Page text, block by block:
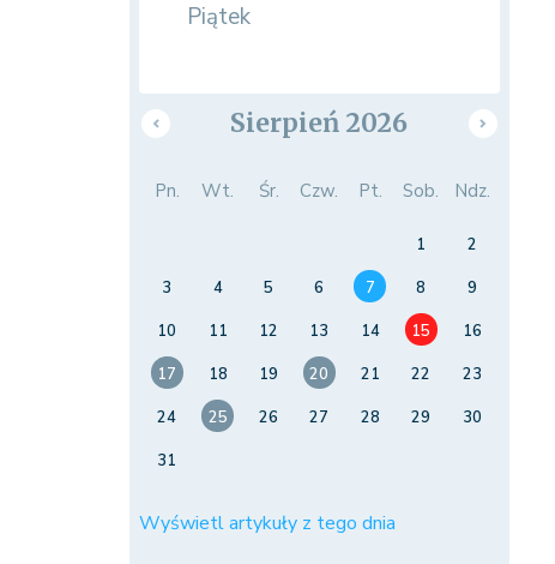
Piątek
Sierpień 2026
Pn. Wt. Śr. Czw. Pt. Sob. Ndz.
1
2
3
4 5 6 7 8
9
10
11 12 13 14 15
16
17
18 19 20 21 22
23
24
25 26 27 28 29
30
31
Wyświetl artykuły z tego dnia